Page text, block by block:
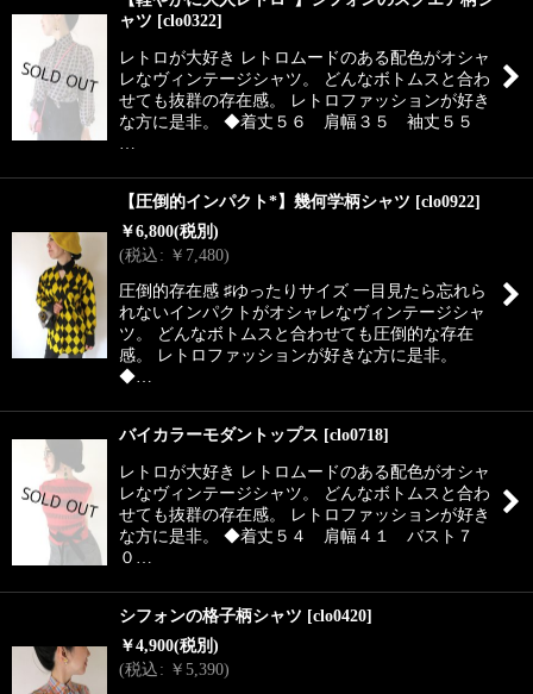
ャツ [clo0322]
レトロが大好き レトロムードのある配色がオシャ
レなヴィンテージシャツ。 どんなボトムスと合わ
せても抜群の存在感。 レトロファッションが好き
な方に是非。 ◆着丈５６ 肩幅３５ 袖丈５５
…
【圧倒的インパクト*】幾何学柄シャツ [clo0922]
￥6,800(税別)
(税込: ￥ 7,480)
圧倒的存在感 ♯ゆったりサイズ 一目見たら忘れら
れないインパクトがオシャレなヴィンテージシャ
ツ。 どんなボトムスと合わせても圧倒的な存在
感。 レトロファッションが好きな方に是非。
◆…
バイカラーモダントップス [clo0718]
レトロが大好き レトロムードのある配色がオシャ
レなヴィンテージシャツ。 どんなボトムスと合わ
せても抜群の存在感。 レトロファッションが好き
な方に是非。 ◆着丈５４ 肩幅４１ バスト７
０…
シフォンの格子柄シャツ [clo0420]
￥4,900(税別)
(税込: ￥5,390)